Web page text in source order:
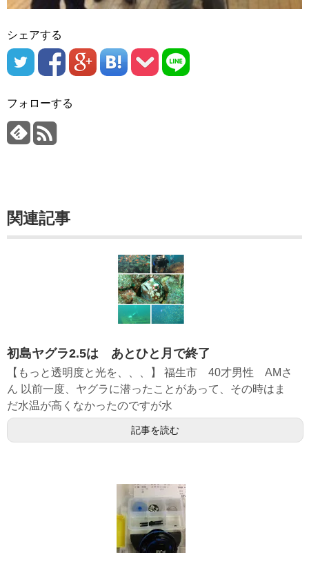
シェアする
フォローする
関連記事
初島ヤグラ2.5は あとひと月で終了
【もっと透明度と光を、、、】 福生市 40才男性 AMさ
ん 以前一度、ヤグラに潜ったことがあって、その時はま
だ水温が高くなかったのですが水
記事を読む